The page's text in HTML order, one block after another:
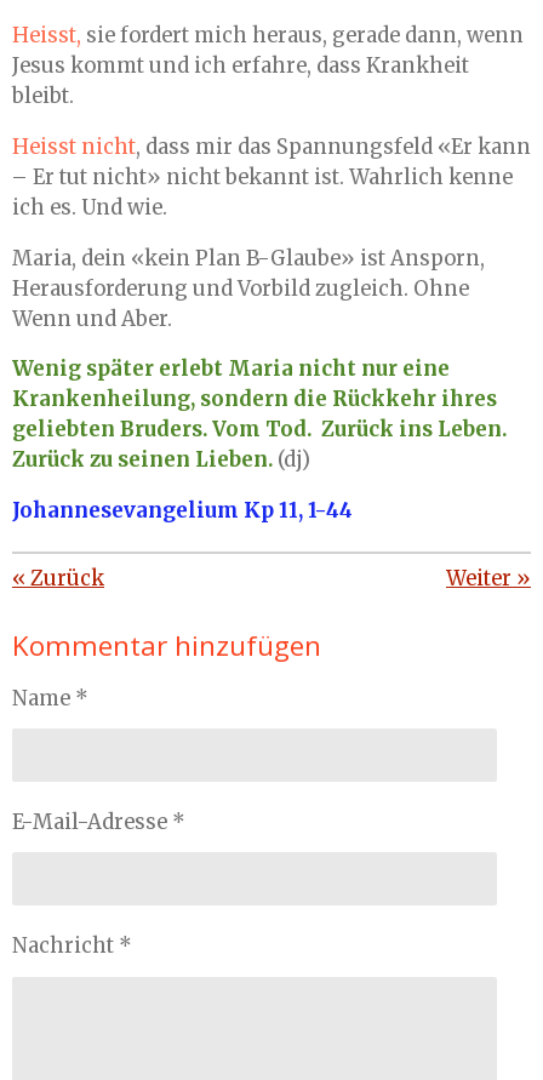
Heisst, sie fordert mich heraus, gerade dann, wenn
Jesus kommt und ich erfahre, dass Krankheit
bleibt.
Heisst nicht, dass mir das Spannungsfeld «Er kann
– Er tut nicht» nicht bekannt ist. Wahrlich kenne
ich es. Und wie.
Maria, dein «kein Plan B-Glaube» ist Ansporn,
Herausforderung und Vorbild zugleich. Ohne
Wenn und Aber.
Wenig später erlebt Maria nicht nur eine
Krankenheilung, sondern die Rückkehr ihres
geliebten Bruders. Vom Tod. Zurück ins Leben.
Zurück zu seinen Lieben. (dj)
Johannesevangelium Kp 11, 1-44
« Zurück Weiter »
Kommentar hinzufügen
Name *
E-Mail-Adresse *
Nachricht *